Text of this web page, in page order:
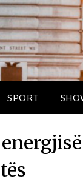
SPORT